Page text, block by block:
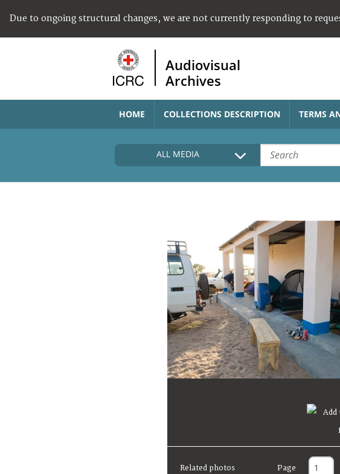
Due to ongoing structural changes, we are not currently responding to
Audiovisual
Archives
HOME COLLECTIONS DESCRIPTION TERMS
ALL MEDIA
Related photos Page